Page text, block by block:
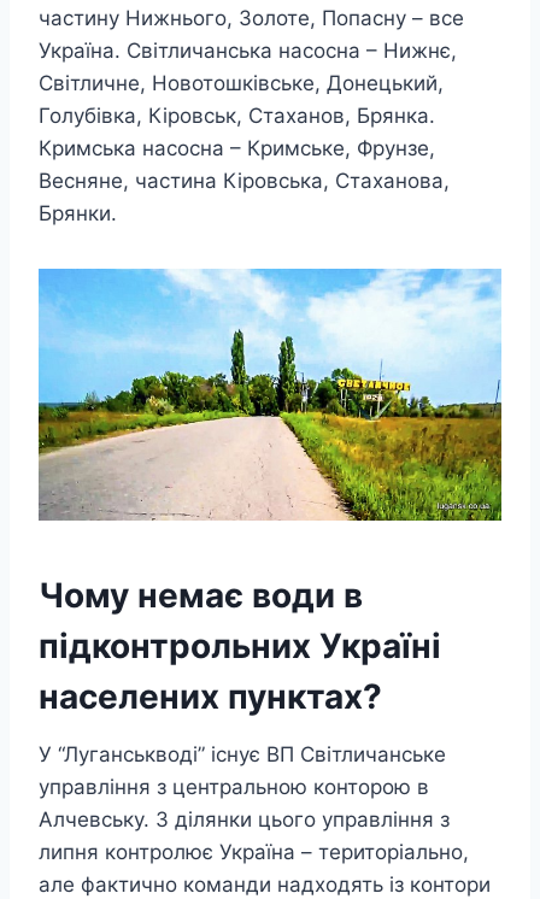
частину Нижнього, Золоте, Попасну – все
Україна. Світличанська насосна – Нижнє,
Світличне, Новотошківське, Донецький,
Голубівка, Кіровськ, Стаханов, Брянка.
Кримська насосна – Кримське, Фрунзе,
Весняне, частина Кіровська, Стаханова,
Брянки.
Чому немає води в
підконтрольних Україні
населених пунктах?
У “Луганськводі” існує ВП Світличанське
управління з центральною конторою в
Алчевську. 3 ділянки цього управління з
липня контролює Україна – територіально,
але фактично команди надходять із контори